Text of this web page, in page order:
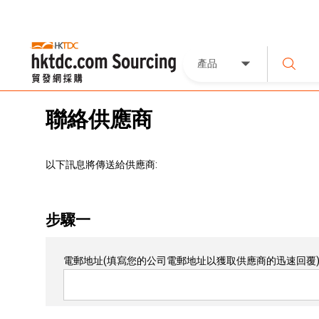
產品
聯絡供應商
以下訊息將傳送給供應商:
步驟一
電郵地址(填寫您的公司電郵地址以獲取供應商的迅速回覆)